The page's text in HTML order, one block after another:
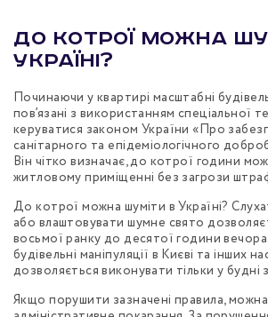
До котрої можна
Україні?
Починаючи у квартирі масштабні
пов’язані з використанням спеціальної
керуватися законом України «Про
санітарного та епідеміологічного
Він чітко визначає, до котрої години
житловому приміщенні без загрози
До котрої можна шуміти в Україні?
або влаштовувати шумне свято
восьмої ранку до десятої години
будівельні маніпуляції в Києві та інших
дозволяється виконувати тільки у будні
Якщо порушити зазначені правила,